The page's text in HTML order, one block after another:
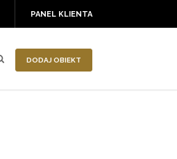
PANEL KLIENTA
DODAJ OBIEKT